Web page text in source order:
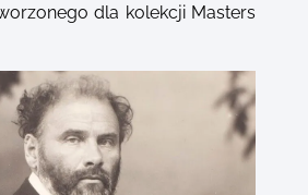
dla kolekcji Masters